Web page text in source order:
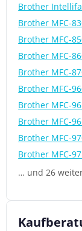
Brother
Brother MFC-
Brother MFC-
Brother MFC-
Brother MFC-
Brother MFC-
Brother MFC-
Brother MFC-
Brother MFC-
Brother MFC-
… und 26